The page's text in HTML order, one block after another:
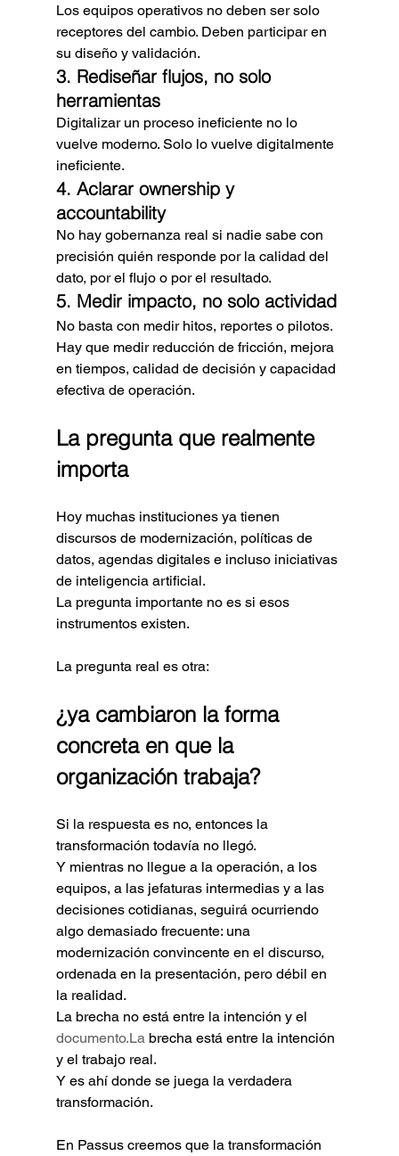
Los equipos operativos no deben ser solo
receptores del cambio. Deben participar en
su diseño y validación.
3. Rediseñar flujos, no solo
herramientas
Digitalizar un proceso ineficiente no lo
vuelve moderno. Solo lo vuelve digitalmente
ineficiente.
4. Aclarar ownership y
accountability
No hay gobernanza real si nadie sabe con
precisión quién responde por la calidad del
dato, por el flujo o por el resultado.
5. Medir impacto, no solo actividad
No basta con medir hitos, reportes o pilotos.
Hay que medir reducción de fricción, mejora
en tiempos, calidad de decisión y capacidad
efectiva de operación.
La pregunta que realmente
importa
Hoy muchas instituciones ya tienen
discursos de modernización, políticas de
datos, agendas digitales e incluso iniciativas
de inteligencia artificial.
La pregunta importante no es si esos
instrumentos existen.
La pregunta real es otra:
¿ya cambiaron la forma
concreta en que la
organización trabaja?
Si la respuesta es no, entonces la
transformación todavía no llegó.
Y mientras no llegue a la operación, a los
equipos, a las jefaturas intermedias y a las
decisiones cotidianas, seguirá ocurriendo
algo demasiado frecuente: una
modernización convincente en el discurso,
ordenada en la presentación, pero débil en
la realidad.
La brecha no está entre la intención y el
documento.La brecha está entre la intención
y el trabajo real.
Y es ahí donde se juega la verdadera
transformación.
En Passus creemos que la transformación